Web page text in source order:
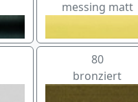
messing matt
80
bronziert